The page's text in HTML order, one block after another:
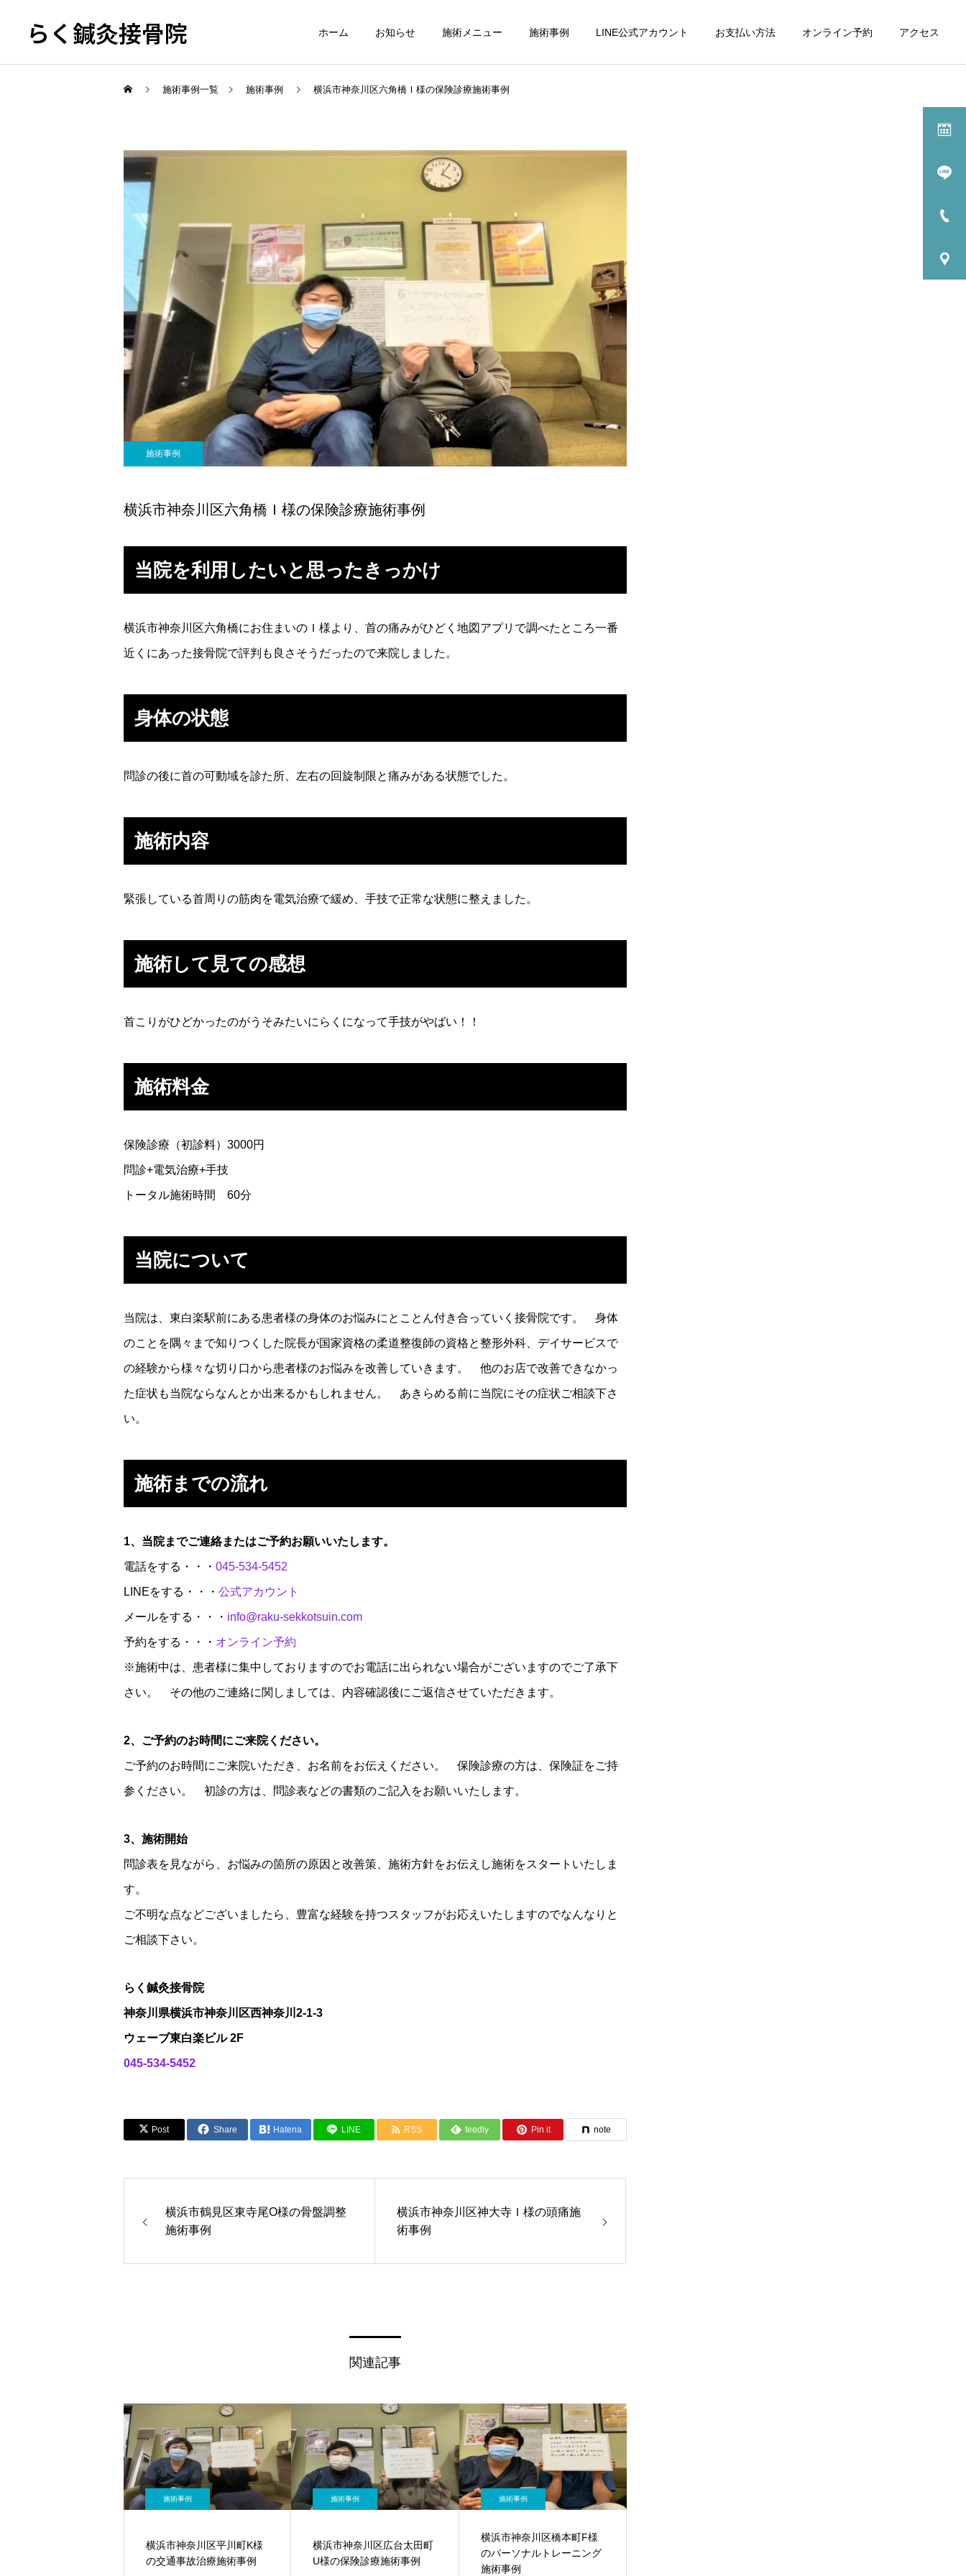
らく鍼灸接骨院 ホーム お知らせ 施術メニュー 施術事例 LINE公式アカウント お支払い方法 オンライン予約 アクセス
パーフェクトコース
骨盤調整 小顔調整
施術事例一覧 施術事例 横浜市神奈川区六角橋Ｉ様の保険診療施術事例
施術事例
横浜市神奈川区六角橋Ｉ様の保険診療施術事例
当院を利用したいと思ったきっかけ
横浜市神奈川区六角橋にお住まいのＩ様より、首の痛みがひどく地図アプリで調べたところ一番
近くにあった接骨院で評判も良さそうだったので来院しました。
身体の状態
問診の後に首の可動域を診た所、左右の回旋制限と痛みがある状態でした。
施術内容
緊張している首周りの筋肉を電気治療で緩め、手技で正常な状態に整えました。
施術して見ての感想
首こりがひどかったのがうそみたいにらくになって手技がやばい！！
施術料金
保険診療（初診料）3000円
問診+電気治療+手技
トータル施術時間 60分
当院について
当院は、東白楽駅前にある患者様の身体のお悩みにとことん付き合っていく接骨院です。 身体
のことを隅々まで知りつくした院長が国家資格の柔道整復師の資格と整形外科、デイサービスで
の経験から様々な切り口から患者様のお悩みを改善していきます。 他のお店で改善できなかっ
た症状も当院ならなんとか出来るかもしれません。 あきらめる前に当院にその症状ご相談下さ
い。
施術までの流れ
1、当院までご連絡またはご予約お願いいたします。
電話をする・・・ 045-534-5452
LINEをする・・・ 公式アカウント
メールをする・・・ info@raku-sekkotsuin.com
予約をする・・・ オンライン予約
※施術中は、患者様に集中しておりますのでお電話に出られない場合がございますのでご了承下
さい。 その他のご連絡に関しましては、内容確認後にご返信させていただきます。
2、ご予約のお時間にご来院ください。
ご予約のお時間にご来院いただき、お名前をお伝えください。 保険診療の方は、保険証をご持
参ください。 初診の方は、問診表などの書類のご記入をお願いいたします。
3、施術開始
問診表を見ながら、お悩みの箇所の原因と改善策、施術方針をお伝えし施術をスタートいたしま
す。
ご不明な点などございましたら、豊富な経験を持つスタッフがお応えいたしますのでなんなりと
ご相談下さい。
らく鍼灸接骨院
神奈川県横浜市神奈川区西神奈川2-1-3
ウェーブ東白楽ビル 2F
045-534-5452
Post Share Hatena LINE RSS feedly Pin it note
横浜市鶴見区東寺尾O様の骨盤調整
施術事例
横浜市神奈川区神大寺Ｉ様の頭痛施
術事例
関連記事
施術事例
横浜市神奈川区平川町K様
の交通事故治療施術事例
施術事例
横浜市神奈川区広台太田町
U様の保険診療施術事例
施術事例
横浜市神奈川区橋本町F様
のパーソナルトレーニング
施術事例